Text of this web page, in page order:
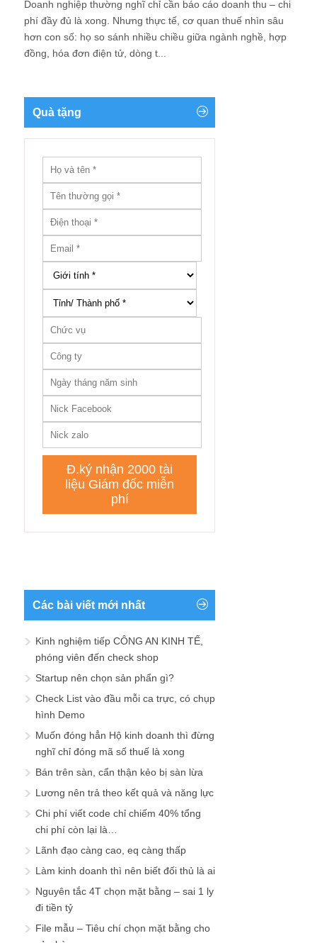
Doanh nghiệp thường nghĩ chỉ cần báo cáo doanh thu – chi
phí đầy đủ là xong. Nhưng thực tế, cơ quan thuế nhìn sâu
hơn con số: họ so sánh nhiều chiều giữa ngành nghề, hợp
đồng, hóa đơn điện tử, dòng t...
Quà tặng
Các bài viết mới nhất
Kinh nghiệm tiếp CÔNG AN KINH TẾ,
phóng viên đến check shop
Startup nên chọn sản phẩn gì?
Check List vào đầu mỗi ca trực, có chụp
hình Demo
Muốn đóng hẳn Hộ kinh doanh thì đừng
nghĩ chỉ đóng mã số thuế là xong
Bán trên sàn, cẩn thận kẻo bị sàn lừa
Lương nên trả theo kết quả và năng lực
Chi phí viết code chỉ chiếm 40% tổng
chi phí còn lại là…
Lãnh đạo càng cao, eq càng thấp
Làm kinh doanh thì nên biết đối thủ là ai
Nguyên tắc 4T chọn mặt bằng – sai 1 ly
đi tiền tỷ
File mẫu – Tiêu chí chọn mặt bằng cho